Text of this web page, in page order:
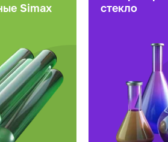
Simax
стекло